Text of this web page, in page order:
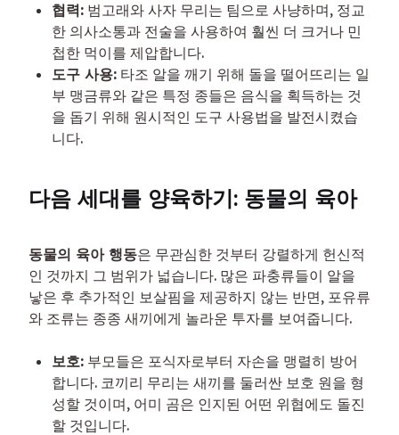
협력: 범고래와 사자 무리는 팀으로 사냥하며, 정교
한 의사소통과 전술을 사용하여 훨씬 더 크거나 민
첩한 먹이를 제압합니다.
도구 사용: 타조 알을 깨기 위해 돌을 떨어뜨리는 일
부 맹금류와 같은 특정 종들은 음식을 획득하는 것
을 돕기 위해 원시적인 도구 사용법을 발전시켰습
니다.
다음 세대를 양육하기: 동물의 육아
동물의 육아 행동은 무관심한 것부터 강렬하게 헌신적
인 것까지 그 범위가 넓습니다. 많은 파충류들이 알을
낳은 후 추가적인 보살핌을 제공하지 않는 반면, 포유류
와 조류는 종종 새끼에게 놀라운 투자를 보여줍니다.
보호: 부모들은 포식자로부터 자손을 맹렬히 방어
합니다. 코끼리 무리는 새끼를 둘러싼 보호 원을 형
성할 것이며, 어미 곰은 인지된 어떤 위협에도 돌진
할 것입니다.